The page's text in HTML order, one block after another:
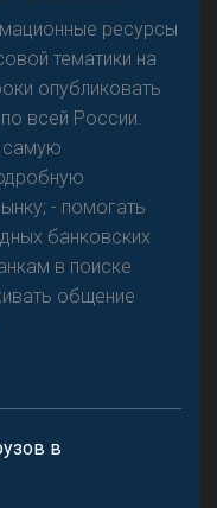
ресурсы
тематики на
опубликовать
всей России.
самую
- помогать
банковских
в поиске
общение
в